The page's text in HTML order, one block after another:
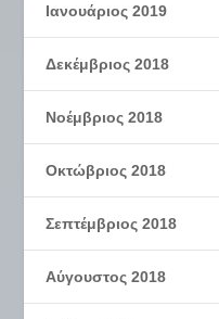
Ιανουάριος 2019
Δεκέμβριος 2018
Νοέμβριος 2018
Οκτώβριος 2018
Σεπτέμβριος 2018
Αύγουστος 2018